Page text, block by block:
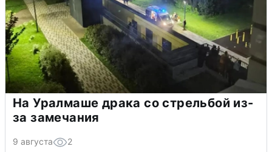
На Уралмаше драка со стрельбой из-
за замечания
9 августа 2